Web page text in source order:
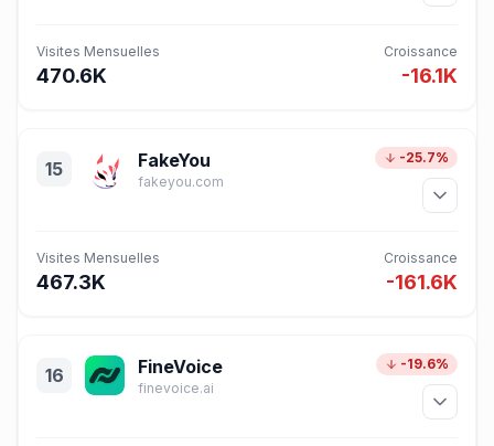
Visites Mensuelles
470.6K
Croissance
-16.1K
15 FakeYou
fakeyou.com
-25.7%
Visites Mensuelles
467.3K
Croissance
-161.6K
16 FineVoice
finevoice.ai
-19.6%